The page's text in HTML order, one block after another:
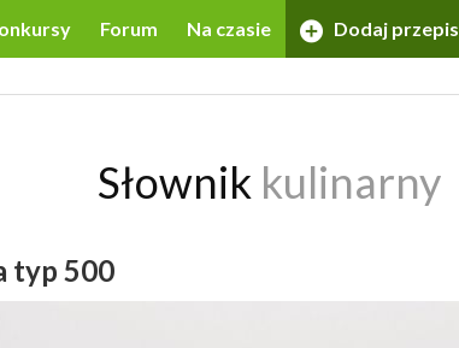
Forum Na czasie Dodaj przepis
Słownik kulinarny
typ 500